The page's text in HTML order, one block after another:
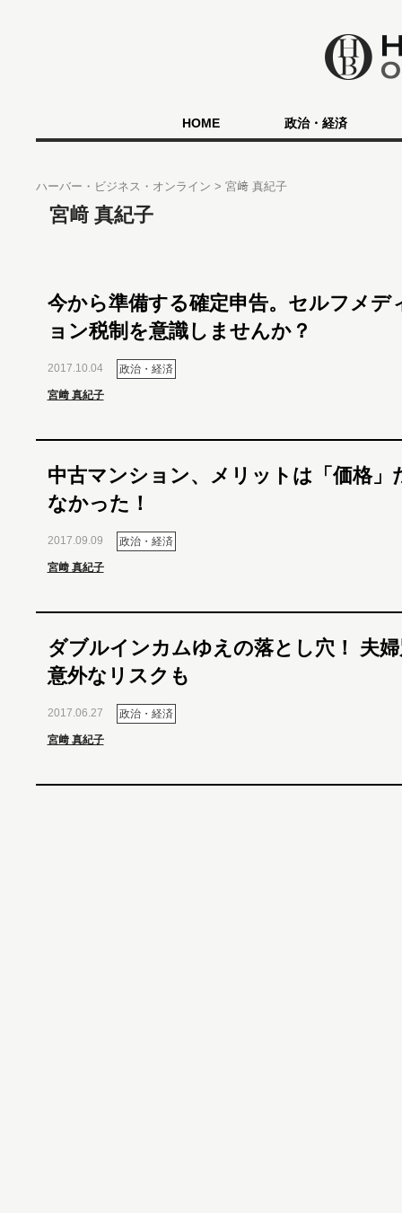
HOME 政治・経済
ハーバー・ビジネス・オンライン 宮﨑 真紀子
宮﨑 真紀子
今から準備する確定申告。セルフメデ
ョン税制を意識しませんか？
2017.10.04 政治・経済
宮﨑 真紀子
中古マンション、メリットは「価格」
なかった！
2017.09.09 政治・経済
宮﨑 真紀子
ダブルインカムゆえの落とし穴！ 夫
意外なリスクも
2017.06.27 政治・経済
宮﨑 真紀子